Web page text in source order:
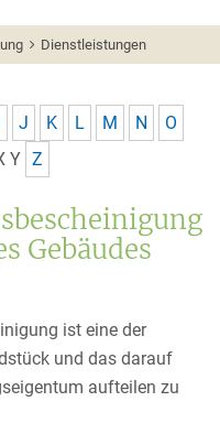
Dienstleistungen
J K L M N
O
Y Z
Gebäudes
ist eine der
und das darauf
aufteilen zu